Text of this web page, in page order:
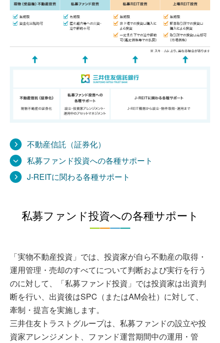
不動産信託（証券化）
私募ファンド投資への各種サポート
J-REITに関わる各種サポート
私募ファンド投資への各種サポート
「実物不動産投資」では、投資家が自ら不動産の取得・
運用管理・売却のすべてについて判断および実行を行う
のに対して、「私募ファンド投資」では投資家は出資判
断を行い、出資後はSPC（またはAM会社）に対して、
牽制・提言を実施します。
三井住友トラストグループは、私募ファンドの設立や投
資家アレンジメント、ファンド運営期間中の運用・管